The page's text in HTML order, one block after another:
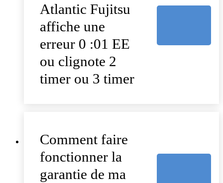
Atlantic Fujitsu
affiche une
erreur 0 :01 EE
ou clignote 2
timer ou 3 timer
Comment faire
fonctionner la
garantie de ma